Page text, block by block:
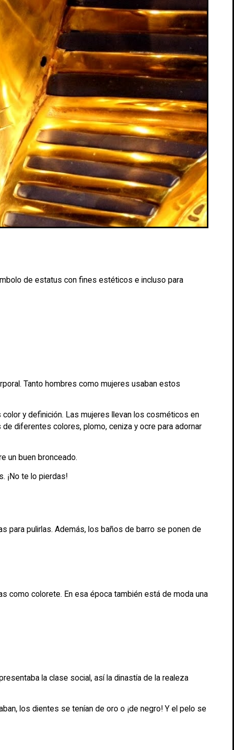
de estatus con fines estéticos e incluso para
Tanto hombres como mujeres usaban estos
y definición. Las mujeres llevan los cosméticos en
diferentes colores, plomo, ceniza y ocre para adornar
un buen bronceado.
¡No te lo pierdas!
para pulirlas. Además, los baños de barro se ponen de
como colorete. En esa época también está de moda una
la clase social, así la dinastía de la realeza
los dientes se tenían de oro o ¡de negro! Y el pelo se